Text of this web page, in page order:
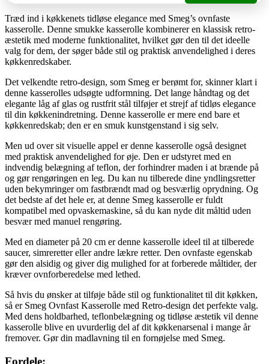
Træd ind i køkkenets tidløse elegance med Smeg’s ovnfaste
kasserolle. Denne smukke kasserolle kombinerer en klassisk retro-
æstetik med moderne funktionalitet, hvilket gør den til det ideelle
valg for dem, der søger både stil og praktisk anvendelighed i deres
køkkenredskaber.
Det velkendte retro-design, som Smeg er berømt for, skinner klart i
denne kasserolles udsøgte udformning. Det lange håndtag og det
elegante låg af glas og rustfrit stål tilføjer et strejf af tidløs elegance
til din køkkenindretning. Denne kasserolle er mere end bare et
køkkenredskab; den er en smuk kunstgenstand i sig selv.
Men ud over sit visuelle appel er denne kasserolle også designet
med praktisk anvendelighed for øje. Den er udstyret med en
indvendig belægning af teflon, der forhindrer maden i at brænde på
og gør rengøringen en leg. Du kan nu tilberede dine yndlingsretter
uden bekymringer om fastbrændt mad og besværlig oprydning. Og
det bedste af det hele er, at denne Smeg kasserolle er fuldt
kompatibel med opvaskemaskine, så du kan nyde dit måltid uden
besvær med manuel rengøring.
Med en diameter på 20 cm er denne kasserolle ideel til at tilberede
saucer, simreretter eller andre lækre retter. Den ovnfaste egenskab
gør den alsidig og giver dig mulighed for at forberede måltider, der
kræver ovnforberedelse med lethed.
Så hvis du ønsker at tilføje både stil og funktionalitet til dit køkken,
så er Smeg Ovnfast Kasserolle med Retro-design det perfekte valg.
Med dens holdbarhed, teflonbelægning og tidløse æstetik vil denne
kasserolle blive en uvurderlig del af dit køkkenarsenal i mange år
fremover. Gør din madlavning til en fornøjelse med Smeg.
Fordele: